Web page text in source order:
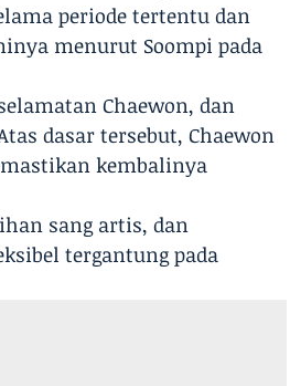
periode tertentu dan
menurut Soompi pada
Chaewon, dan
dasar tersebut, Chaewon
kembalinya
sang artis, dan
tergantung pada